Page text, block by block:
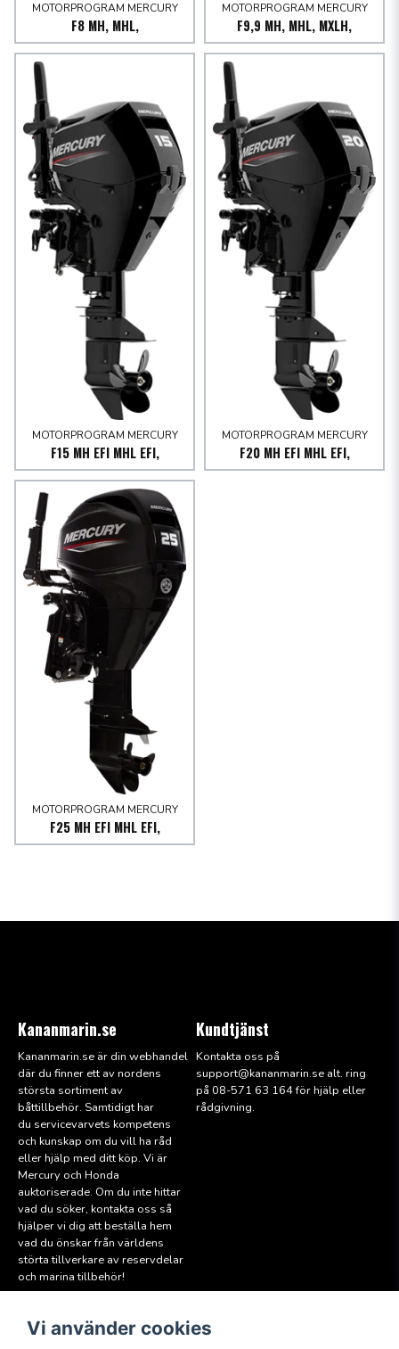
MOTORPROGRAM MERCURY
F8 MH, MHL,
MOTORPROGRAM MERCURY
F9,9 MH, MHL, MXLH,
MOTORPROGRAM MERCURY
F15 MH EFI MHL EFI,
MOTORPROGRAM MERCURY
F20 MH EFI MHL EFI,
MOTORPROGRAM MERCURY
F25 MH EFI MHL EFI,
Kananmarin.se
Kananmarin.se är din webhandel
där du finner ett av nordens
största sortiment av
båttillbehör. Samtidigt har
du servicevarvets kompetens
och kunskap om du vill ha råd
eller hjälp med ditt köp. Vi är
Mercury och Honda
auktoriserade. Om du inte hittar
vad du söker, kontakta oss så
hjälper vi dig att beställa hem
vad du önskar från världens
störta tillverkare av reservdelar
och marina tillbehör!
Kundtjänst
Kontakta oss på
support@kananmarin.se alt. ring
på 08-571 63 164 för hjälp eller
rådgivning.
Läs mer Följ oss
Vi använder cookies